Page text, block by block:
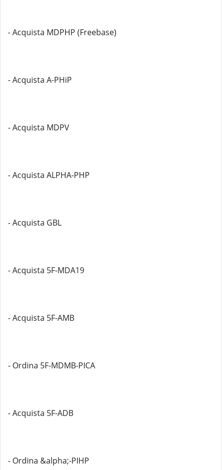
- Acquista MDPHP (Freebase)
- Acquista A-PHiP
- Acquista MDPV
- Acquista ALPHA-PHP
- Acquista GBL
- Acquista 5F-MDA19
- Acquista 5F-AMB
- Ordina 5F-MDMB-PICA
- Acquista 5F-ADB
- Ordina &alpha;-PIHP